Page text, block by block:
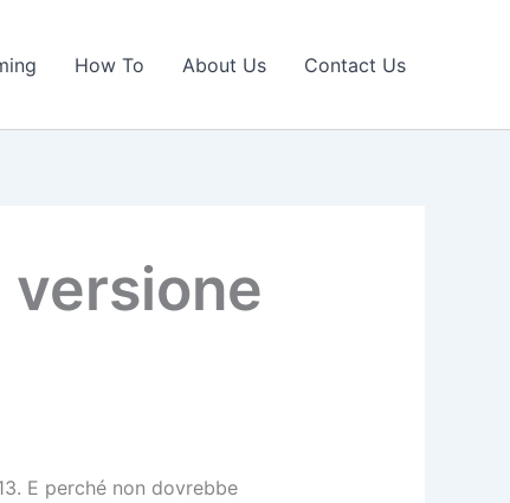
How To About Us Contact Us
versione
E perché non dovrebbe